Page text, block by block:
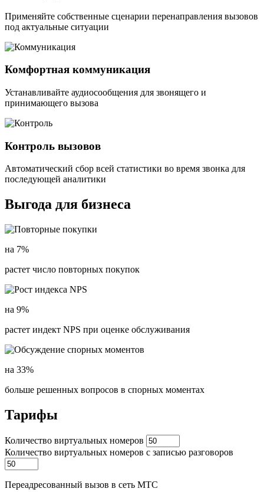
Применяйте собственные сценарии перенаправления вызовов
под актуальные ситуации
Комфортная коммуникация
Устанавливайте аудиосообщения для звонящего и
принимающего вызова
Контроль вызовов
Автоматический сбор всей статистики во время звонка для
последующей аналитики
Выгода для бизнеса
на 7%
растет число повторных покупок
на 9%
растет индект NPS при оценке обслуживания
на 33%
больше решенных вопросов в спорных моментах
Тарифы
Количество виртуальных номеров
Количество виртуальных номеров с записью разговоров
Переадресованный вызов в сеть МТС